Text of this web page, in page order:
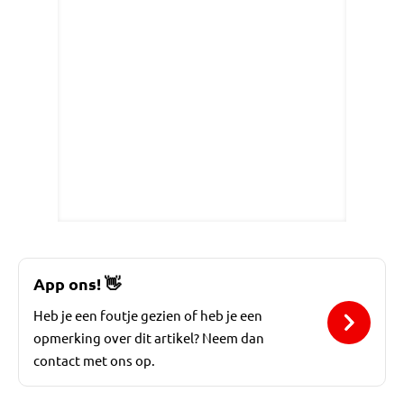
App ons!👋
Heb je een foutje gezien of heb je een
opmerking over dit artikel? Neem dan
contact met ons op.